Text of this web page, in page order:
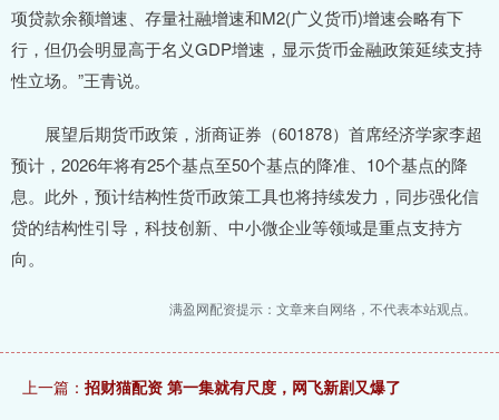
项贷款余额增速、存量社融增速和M2(广义货币)增速会略有下
行，但仍会明显高于名义GDP增速，显示货币金融政策延续支持
性立场。”王青说。
展望后期货币政策，浙商证券（601878）首席经济学家李超
预计，2026年将有25个基点至50个基点的降准、10个基点的降
息。此外，预计结构性货币政策工具也将持续发力，同步强化信
贷的结构性引导，科技创新、中小微企业等领域是重点支持方
向。
满盈网配资提示：文章来自网络，不代表本站观点。
上一篇： 招财猫配资 第一集就有尺度，网飞新剧又爆了